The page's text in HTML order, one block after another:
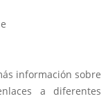
información sobre
a diferentes